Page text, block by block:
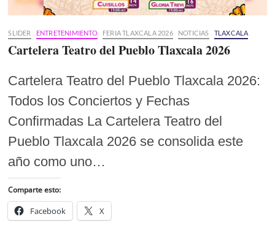
SLIDER ENTRETENIMIENTO FERIA TLAXCALA 2026 NOTICIAS TLAXCALA
Cartelera Teatro del Pueblo Tlaxcala 2026
Cartelera Teatro del Pueblo Tlaxcala 2026:
Todos los Conciertos y Fechas
Confirmadas La Cartelera Teatro del
Pueblo Tlaxcala 2026 se consolida este
año como uno…
Comparte esto:
Facebook X